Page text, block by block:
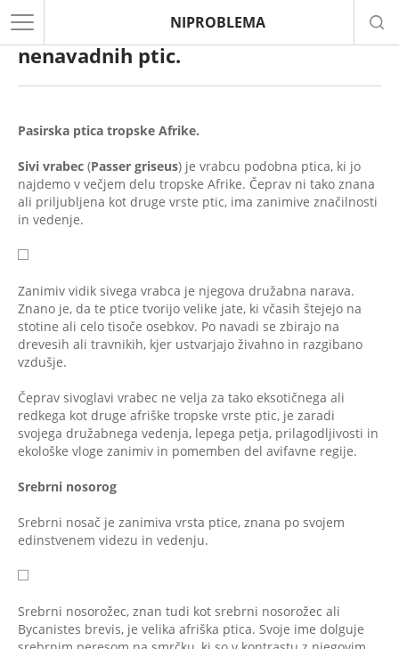
NIPROBLEMA
Imena eksotičnih ptic. TOP-3 najbolj
nenavadnih ptic.
Pasirska ptica tropske Afrike.
Sivi vrabec (Passer griseus) je vrabcu podobna ptica, ki jo
najdemo v večjem delu tropske Afrike. Čeprav ni tako znana
ali priljubljena kot druge vrste ptic, ima zanimive značilnosti
in vedenje.
Zanimiv vidik sivega vrabca je njegova družabna narava.
Znano je, da te ptice tvorijo velike jate, ki včasih štejejo na
stotine ali celo tisoče osebkov. Po navadi se zbirajo na
drevesih ali travnikih, kjer ustvarjajo živahno in razgibano
vzdušje.
Čeprav sivoglavi vrabec ne velja za tako eksotičnega ali
redkega kot druge afriške tropske vrste ptic, je zaradi
svojega družabnega vedenja, lepega petja, prilagodljivosti in
ekološke vloge zanimiv in pomemben del avifavne regije.
Srebrni nosorog
Srebrni nosač je zanimiva vrsta ptice, znana po svojem
edinstvenem videzu in vedenju.
Srebrni nosorožec, znan tudi kot srebrni nosorožec ali
Bycanistes brevis, je velika afriška ptica. Svoje ime dolguje